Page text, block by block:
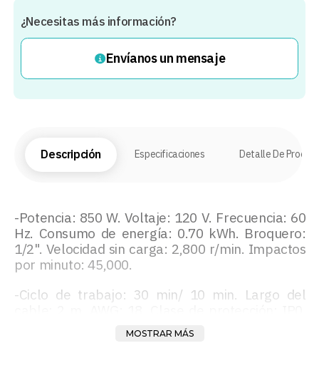
¿Necesitas más información?
Envíanos un mensaje
Descripción Especificaciones Detalle De
-Potencia: 850 W. Voltaje: 120 V. Frecuencia: 60
Hz. Consumo de energía: 0.70 kWh. Broquero:
1/2". Velocidad sin carga: 2,800 r/min. Impactos
por minuto: 45,000.
-Ciclo de trabajo: 30 min/ 10 min. Largo del
MOSTRAR MÁS